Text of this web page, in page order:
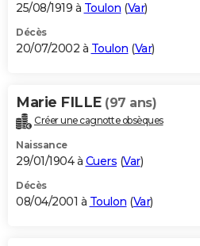
25/08/1919 à Toulon (Var)
Décès
20/07/2002 à Toulon (Var)
Marie FILLE (97 ans)
Créer une cagnotte obsèques
Naissance
29/01/1904 à Cuers (Var)
Décès
08/04/2001 à Toulon (Var)